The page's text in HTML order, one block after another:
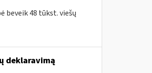
beveik 48 tūkst. viešų
deklaravimą